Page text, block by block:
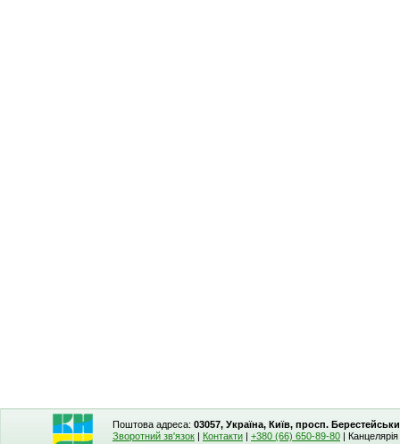
Поштова адреса: 03057, Україна, Київ, просп.
Зворотний зв'язок | Контакти | +380 (66) 650-89-80 | Канцелярія